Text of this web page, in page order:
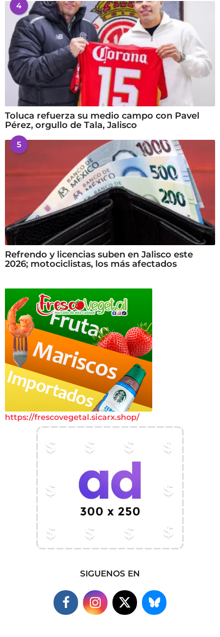
4
Toluca refuerza su medio campo con Pavel
Pérez, orgullo de Tala, Jalisco
5
Refrendo y licencias suben en Jalisco este
2026; motociclistas, los más afectados
https://frescovegetal.sicarx.shop/
SIGUENOS EN